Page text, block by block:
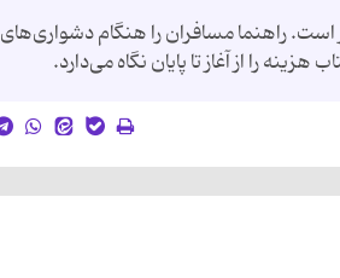
است. راهنما مسافران را هنگام دشواری‌های
را از آغاز تا پایان نگاه می‌دارد.